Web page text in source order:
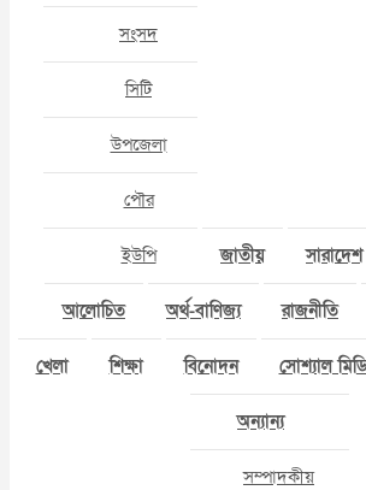
সংসদ
সিটি
উপজেলা
পৌর
ইউপি জাতীয় সারাদেশ
আলোচিত অর্থ-বাণিজ্য রাজনীতি
খেলা শিক্ষা বিনোদন সোশ্যাল
অন্যান্য
সম্পাদকীয়